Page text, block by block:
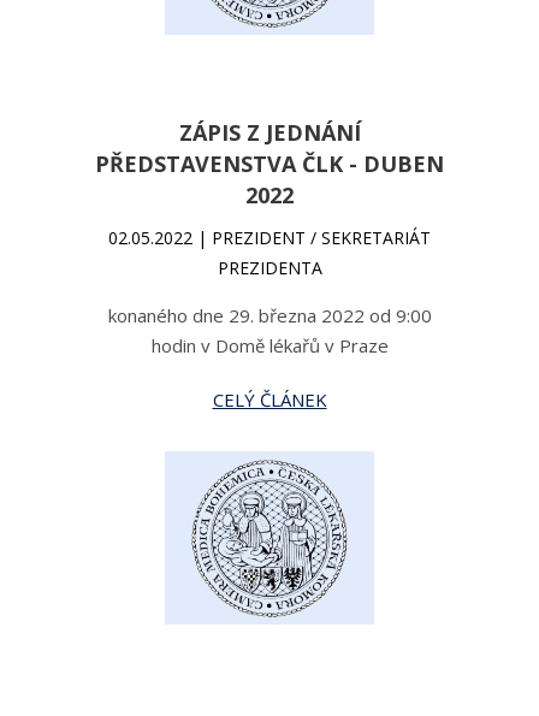
ZÁPIS Z JEDNÁNÍ
PŘEDSTAVENSTVA ČLK - DUBEN
2022
02.05.2022 | PREZIDENT / SEKRETARIÁT
PREZIDENTA
konaného dne 29. března 2022 od 9:00
hodin v Domě lékařů v Praze
CELÝ ČLÁNEK